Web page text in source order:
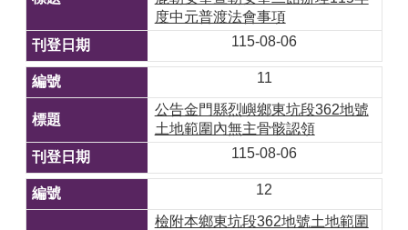
度中元普渡法會事項
115-08-06
11
公告金門縣烈嶼鄉東坑段362地號
土地範圍內無主骨骸認領
115-08-06
12
檢附本鄉東坑段362地號土地範圍